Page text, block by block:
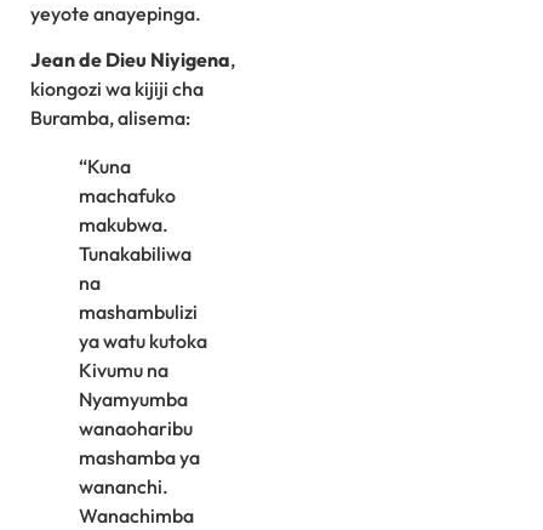
yeyote anayepinga.
Jean de Dieu Niyigena,
kiongozi wa kijiji cha
Buramba, alisema:
“Kuna
machafuko
makubwa.
Tunakabiliwa
na
mashambulizi
ya watu kutoka
Kivumu na
Nyamyumba
wanaoharibu
mashamba ya
wananchi.
Wanachimba